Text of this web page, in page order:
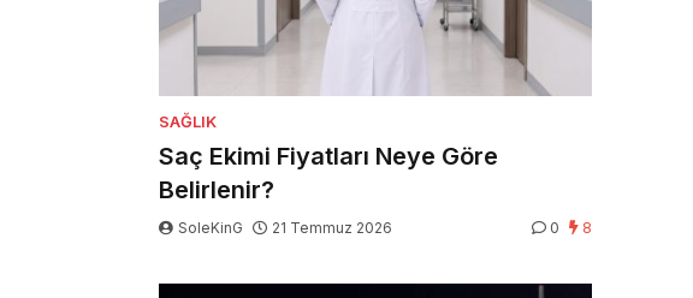
SAĞLIK
Saç Ekimi Fiyatları Neye Göre
Belirlenir?
SoleKinG 21 Temmuz 2026 0 8